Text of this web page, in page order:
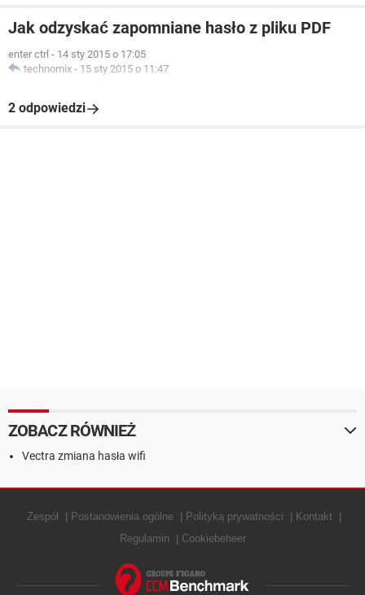
Jak odzyskać zapomniane hasło z pliku PDF
enter ctrl - 14 sty 2015 o 17:05
technomix - 15 sty 2015 o 11:47
2 odpowiedzi
ZOBACZ RÓWNIEŻ
Vectra zmiana hasła wifi
Zespół Postanowienia ogólne Polityką prywatności
Kontakt
Regulamin
Cookiebeheer